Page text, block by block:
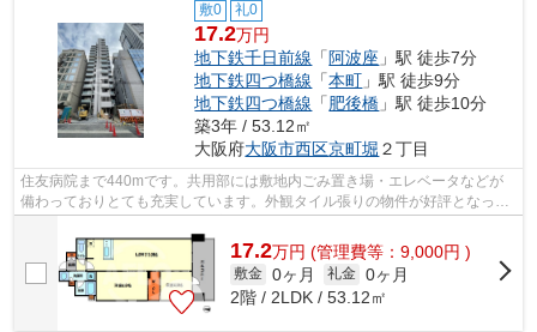
敷0 礼0
17.2万円
地下鉄千日前線 「 阿波座 」駅 徒歩7分
地下鉄四つ橋線 「本町 」駅 徒歩9分
地下鉄四つ橋線 「肥後橋 」駅 徒歩10分
築3年 / 53.12㎡
大阪府大阪市西区京町堀 ２丁目
住友病院まで440mです。共用部には敷地内ごみ置き場・エレベータなどが
備わっておりとても充実しています。外観タイル張りの物件が好評となって
17.2万円 (管理費等：9,000円 )
敷金 0ヶ月 礼金 0ヶ月
2階 / 2LDK / 53.12㎡